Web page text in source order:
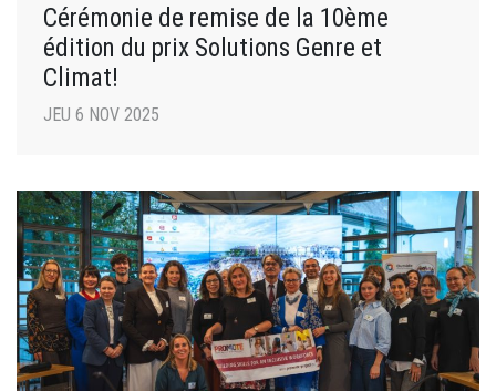
Cérémonie de remise de la 10ème
édition du prix Solutions Genre et
Climat!
JEU 6 NOV 2025